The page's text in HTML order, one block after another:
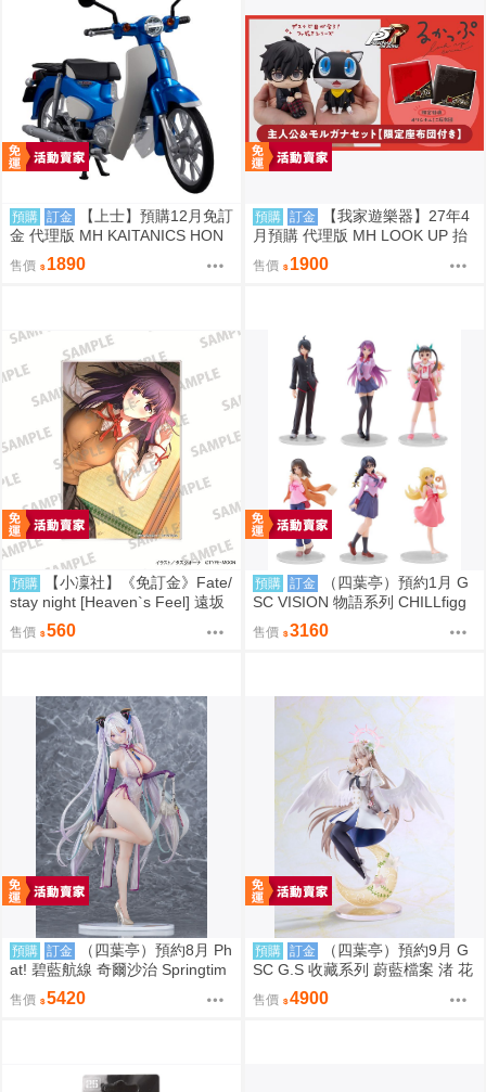
預購 訂金
【上士】預購12月免訂
金 代理版 MH KAITANICS HON
DA Super Cub 110 閃耀藍金屬色
0914
售價 1890
預購 訂金
【我家遊樂器】27年4
月預購 代理版 MH LOOK UP 抬
頭系列 女神異聞錄5 皇家版 Joke
r＆摩爾 特典版
售價 1900
預購
【小凜社】《免訂金》Fate/
stay night [Heaven`s Feel] 遠坂
凜 間桐櫻 壓克力板
售價 560
預購 訂金
（四葉亭）預約1月 G
SC VISION 物語系列 CHILLfigg
化物語 中盒6入販售 0923
售價 3160
預購 訂金
（四葉亭）預約8月 Ph
at! 碧藍航線 奇爾沙治 Springtim
e Data 1/6 PVC 0923
售價 5420
預購 訂金
（四葉亭）預約9月 G
SC G.S 收藏系列 蔚藍檔案 渚 花
香微笑 1/7 PVC 完成品 0923
售價 4900